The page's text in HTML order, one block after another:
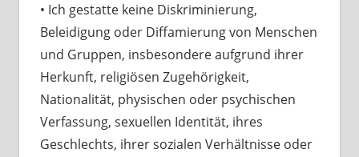
• Ich gestatte keine Diskriminierung,
Beleidigung oder Diffamierung von Menschen
und Gruppen, insbesondere aufgrund ihrer
Herkunft, religiösen Zugehörigkeit,
Nationalität, physischen oder psychischen
Verfassung, sexuellen Identität, ihres
Geschlechts, ihrer sozialen Verhältnisse oder